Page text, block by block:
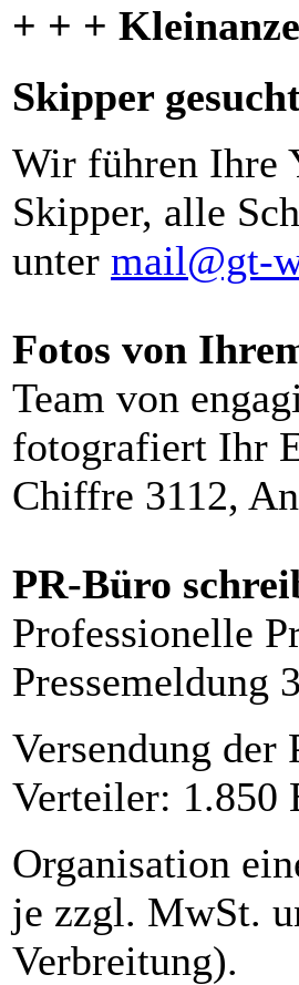
+ + +
Skipper
Wir führen Ihre
Skipper, alle
unter mail@gt-
Fotos von
Team von
fotografiert Ihr
Chiffre 3112,
PR-Büro
Professionelle
Pressemeldung
Versendung der
Verteiler: 1.850
Organisation
je zzgl. MwSt.
Verbreitung).